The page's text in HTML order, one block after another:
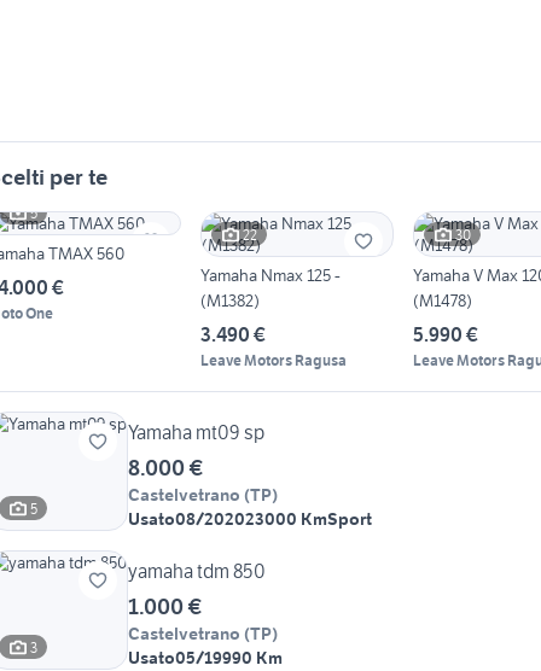
per te
5
TMAX 560
€
One
22
Yamaha Nmax 125 -
(M1382)
3.490 €
Leave Motors Ragusa
30
Yamaha V Max
(M1478)
5.990 €
Leave Motors
5
Yamaha mt09 sp
8.000 €
Castelvetrano (TP)
Usato08/202023000 KmSport
3
yamaha tdm 850
1.000 €
Castelvetrano (TP)
Usato05/19990 Km